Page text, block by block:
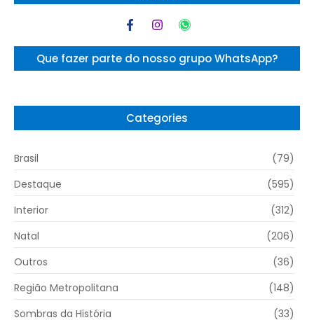
Que fazer parte do nosso grupo WhatsApp?
Categories
Brasil
(79)
Destaque
(595)
Interior
(312)
Natal
(206)
Outros
(36)
Região Metropolitana
(148)
Sombras da História
(33)